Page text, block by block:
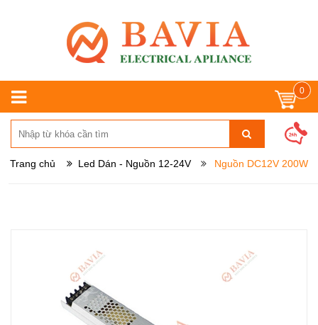
0
Trang chủ Led Dán - Nguồn 12-24V Nguồn DC12V 200W